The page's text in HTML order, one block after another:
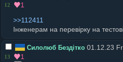
12
1
>>112411
Інженерам на перевірку на
Силолюб Бездітко 01.12.23
13 1